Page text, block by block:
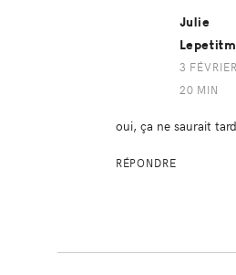
Julie
3
20 MIN
oui, ça ne saurait
RÉPONDRE